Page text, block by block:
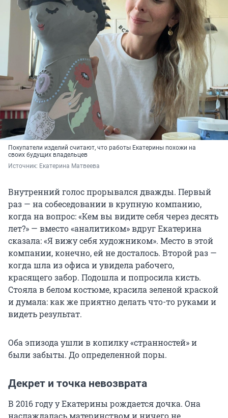
Покупатели изделий считают, что работы Екатерины похожи на
своих будущих владельцев
Источник: Екатерина Матвеева
Внутренний голос прорывался дважды. Первый
раз — на собеседовании в крупную компанию,
когда на вопрос: «Кем вы видите себя через десять
лет?» — вместо «аналитиком» вдруг Екатерина
сказала: «Я вижу себя художником». Место в этой
компании, конечно, ей не досталось. Второй раз —
когда шла из офиса и увидела рабочего,
красящего забор. Подошла и попросила кисть.
Стояла в белом костюме, красила зеленой краской
и думала: как же приятно делать что-то руками и
видеть результат.
Оба эпизода ушли в копилку «странностей» и
были забыты. До определенной поры.
Декрет и точка невозврата
В 2016 году у Екатерины рождается дочка. Она
наслаждалась материнством и ничего не